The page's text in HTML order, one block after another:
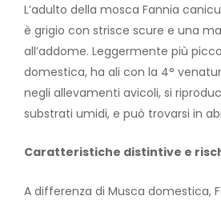
L’adulto della mosca Fannia
è grigio con strisce scure e una
all’addome. Leggermente più
domestica, ha ali con la 4°
negli allevamenti avicoli, si
substrati umidi, e può trovarsi in
Caratteristiche distintive e
A differenza di Musca domestica,